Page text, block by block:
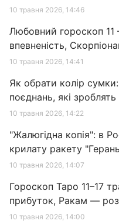
10 травня 2026, 14:46
Любовний гороскоп
впевненість,
10 травня 2026, 14:41
Як обрати колір
поєднань, які
10 травня 2026, 14:22
"Жалюгідна копія": в
крилату ракету
10 травня 2026, 14:07
Гороскоп Таро 11–17
прибуток, Ракам —
10 травня 2026, 14:00